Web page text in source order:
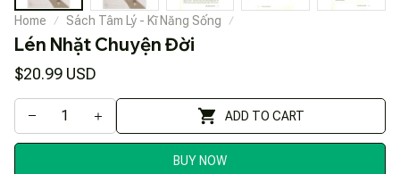
Home Sách Tâm Lý - Kĩ Năng Sống
Lén Nhặt Chuyện Đời
$20.99 USD
ADD TO CART
BUY NOW